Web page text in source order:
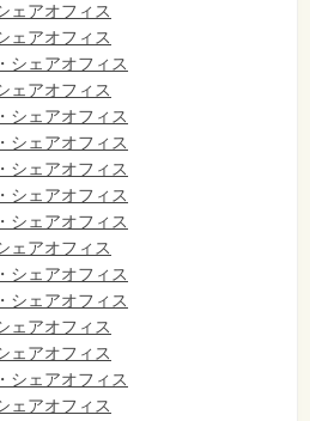
ェアオフィス
ェアオフィス
シェアオフィス
ェアオフィス
シェアオフィス
シェアオフィス
シェアオフィス
シェアオフィス
シェアオフィス
ェアオフィス
シェアオフィス
シェアオフィス
ェアオフィス
ェアオフィス
シェアオフィス
ェアオフィス